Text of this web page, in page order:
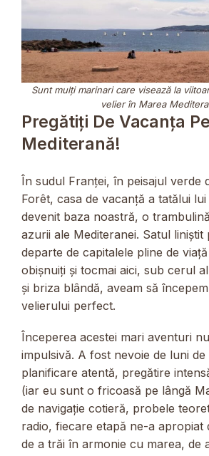
Sunt mulți marinari care visează la
velier în Marea
Pregătiți De Vacanța
Mediterană!
În sudul Franței, în peisajul verde
Forêt, casa de vacanță a tatălui
devenit baza noastră, o
azurii ale Mediteranei. Satul liniștit
departe de capitalele pline de
obișnuiți și tocmai aici, sub cerul
și briza blândă, aveam să
velierului perfect.
Începerea acestei mari aventuri
impulsivă. A fost nevoie de luni de
planificare atentă, pregătire
(iar eu sunt o fricoasă pe lângă
de navigație cotieră, probele
radio, fiecare etapă ne-a apropiat
de a trăi în armonie cu marea, de